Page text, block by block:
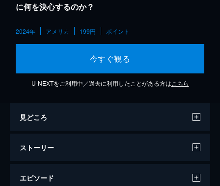
に何を決心するのか？
2024年 アメリカ 199円 ポイント
今すぐ観る
U-NEXTをご利用中／過去に利用したことがある方は こちら
見どころ
ストーリー
エピソード